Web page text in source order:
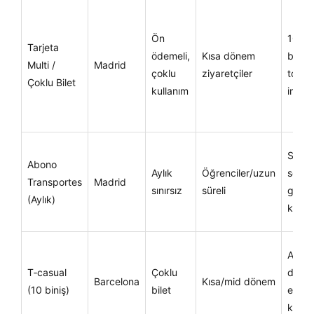
Tarjeta
Multi /
Çoklu Bilet
Madrid
Ön
ödemeli,
çoklu
kullanım
Kısa dönem
ziyaretçiler
10’lu
toplu
Abono
Transportes
(Aylık)
Madrid
Aylık
sınırsız
Öğrenciler/uzun
süreli
geniş
T‑casual
(10 biniş)
Barcelona
Çoklu
bilet
Kısa/mid dönem
dahil